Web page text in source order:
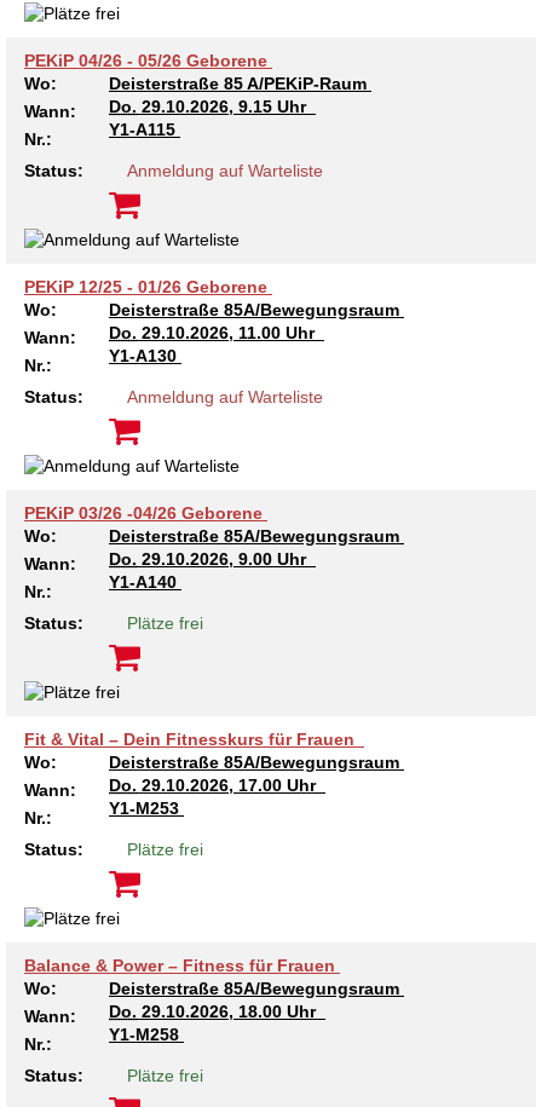
Kindertagesstätte Tresckowstraße
Kindertagesstätte Voltmerstraße
Kindertagesstätte Wiehbergstraße
PEKiP 04/26 - 05/26 Geborene
Wo:
Deisterstraße 85 A/PEKiP-Raum
Wann:
Do. 29.10.2026, 9.15 Uhr
Nr.:
Y1-A115
Status: Anmeldung auf Warteliste
PEKiP 12/25 - 01/26 Geborene
Wo:
Deisterstraße 85A/Bewegungsraum
Wann:
Do. 29.10.2026, 11.00 Uhr
Nr.:
Y1-A130
Status: Anmeldung auf Warteliste
PEKiP 03/26 -04/26 Geborene
Wo:
Deisterstraße 85A/Bewegungsraum
Wann:
Do. 29.10.2026, 9.00 Uhr
Nr.:
Y1-A140
Status: Plätze frei
Fit & Vital – Dein Fitnesskurs für Frauen
Wo:
Deisterstraße 85A/Bewegungsraum
Wann:
Do. 29.10.2026, 17.00 Uhr
Nr.:
Y1-M253
Status: Plätze frei
Balance & Power – Fitness für Frauen
Wo:
Deisterstraße 85A/Bewegungsraum
Wann:
Do. 29.10.2026, 18.00 Uhr
Nr.:
Y1-M258
Status: Plätze frei